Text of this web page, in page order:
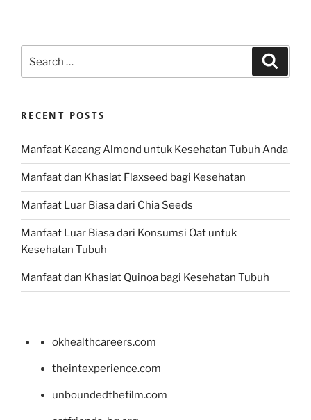
for:
RECENT POSTS
Manfaat Kacang Almond untuk Kesehatan Tubuh Anda
Manfaat dan Khasiat Flaxseed bagi Kesehatan
Manfaat Luar Biasa dari Chia Seeds
Manfaat Luar Biasa dari Konsumsi Oat untuk
Kesehatan Tubuh
Manfaat dan Khasiat Quinoa bagi Kesehatan Tubuh
okhealthcareers.com
theintexperience.com
unboundedthefilm.com